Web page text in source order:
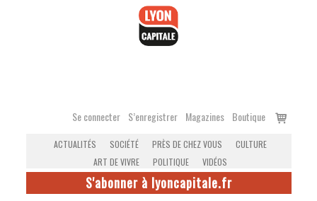
Se connecter S’enregistrer Magazines Boutique
Voir
ACTUALITÉS SOCIÉTÉ PRÈS DE CHEZ VOUS
CULTURE
ART DE VIVRE
POLITIQUE VIDÉOS
S'abonner à lyoncapitale.fr